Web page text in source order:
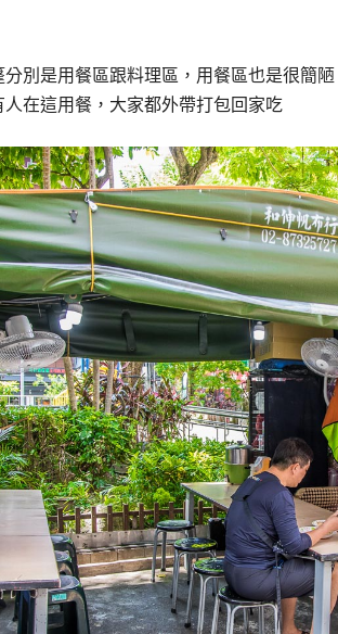
別是用餐區跟料理區，用餐區也是很簡
人在這用餐，大家都外帶打包回家吃